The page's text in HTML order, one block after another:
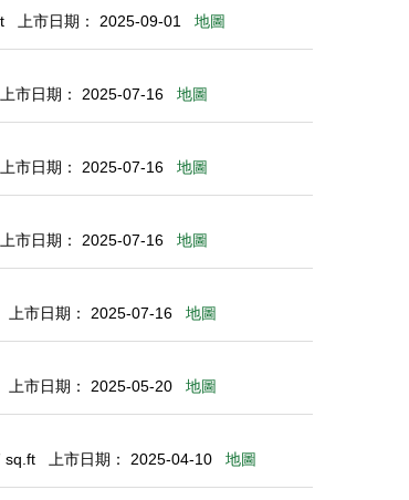
上市日期： 2025-09-01 地圖
上市日期： 2025-07-16 地圖
上市日期： 2025-07-16 地圖
上市日期： 2025-07-16 地圖
上市日期： 2025-07-16 地圖
上市日期： 2025-05-20 地圖
sq.ft 上市日期： 2025-04-10 地圖